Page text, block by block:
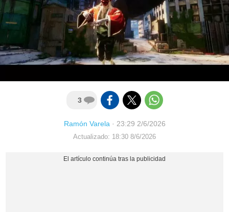
3
Ramón Varela· 23:29 2/6/2026
Actualizado: 18:30 8/6/2026